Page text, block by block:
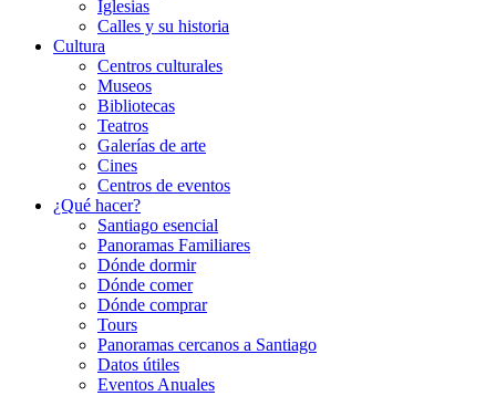
Iglesias
Calles y su historia
Cultura
Centros culturales
Museos
Bibliotecas
Teatros
Galerí­as de arte
Cines
Centros de eventos
¿Qué hacer?
Santiago esencial
Panoramas Familiares
Dónde dormir
Dónde comer
Dónde comprar
Tours
Panoramas cercanos a Santiago
Datos útiles
Eventos Anuales